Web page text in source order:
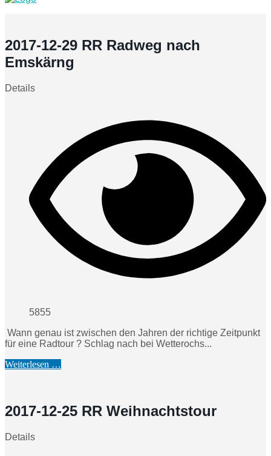
2017-12-29 RR Radweg nach
Emskärng
Details
5855
Wann genau ist zwischen den Jahren der richtige Zeitpunkt
für eine Radtour ? Schlag nach bei Wetterochs...
Weiterlesen …
2017-12-25 RR Weihnachtstour
Details